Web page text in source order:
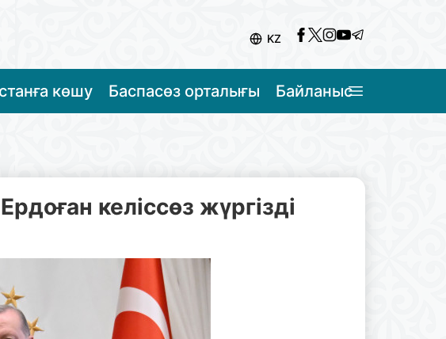
KZ
көшу Баспасөз орталығы Байланыс
келіссөз жүргізді